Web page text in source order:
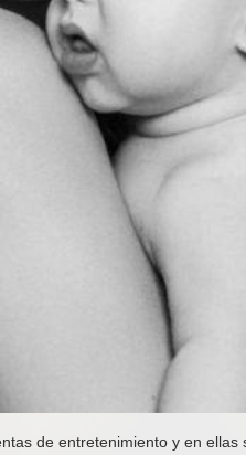
de entretenimiento y en ellas